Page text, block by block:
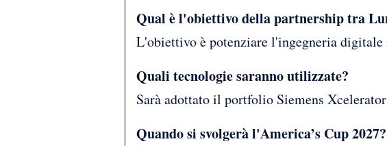
Qual è l'obiettivo della partnership tra
L'obiettivo è potenziare l'ingegneria digitale
Quali tecnologie saranno utilizzate?
Sarà adottato il portfolio Siemens
Quando si svolgerà l'America’s Cup 2027?